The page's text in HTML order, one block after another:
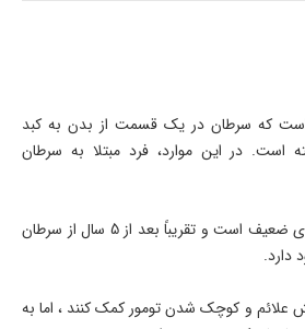
است که سرطان در یک قسمت از بدن به کبد
در این موارد، فرد مبتلا به سرطان
پیش آگهی متاستازهای کبدی ضعیف است و تقریباً بعد از 5 سال از سرطان
علائم و کوچک شدن تومور کمک کنند ، اما به